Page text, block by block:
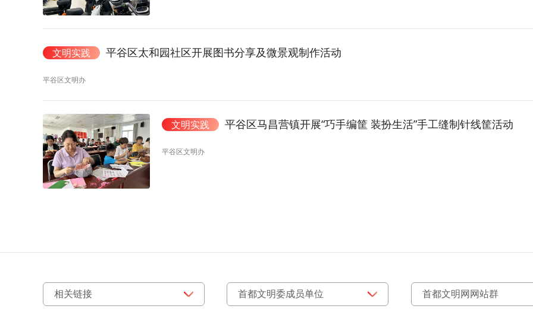
文明实践 平谷区太和园社区开展图书分享及微景观制作活动
平谷区文明办
文明实践 平谷区马昌营镇开展“巧手编筐 装扮生活”手工缝制针线筐活动
平谷区文明办